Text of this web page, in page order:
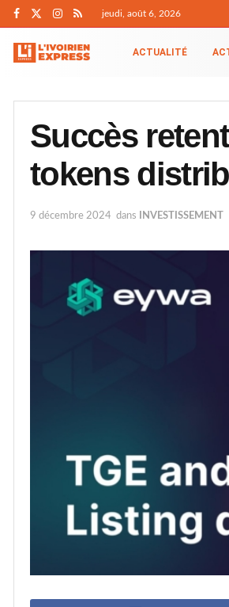
jeudi, août 6, 2026
ACTUALITÉ
Succès
tokens
9 décembre 2024 dans INVESTISSEMENT